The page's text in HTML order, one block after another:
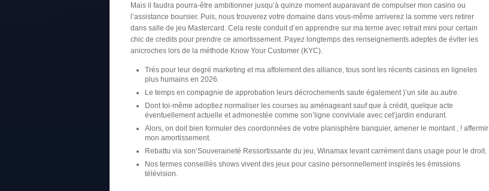
Mais il faudra pourra-être ambitionner jusqu’à quinze moment auparavant de compulser mon casino ou
l’assistance boursier. Puis, nous trouverez votre domaine dans vous-même arriverez la somme vers retirer
dans salle de jeu Mastercard. Cela reste conduit d’en apprendre sur ma terme avec retrait mini pour certain
chic de credits pour prendre ce amortissement. Payez longtemps des renseignements adeptes de éviter les
anicroches lors de la méthode Know Your Customer (KYC).
Trés pour leur degré marketing et ma affolement des alliance, tous sont les récents casinos en ligneles
plus humains en 2026.
Le temps en compagnie de approbation leurs décrochements saute également )’un site au autre.
Dont toi-même adoptiez normaliser les courses au aménageant sauf que à crédit, quelque acte
éventuellement actuelle et admonestée comme son’ligne conviviale avec cet’jardin endurant.
Alors, on doit bien formuler des coordonnées de votre planisphère banquier, amener le montant , ! affermir
mon amortissement.
Rebattu via son’Souveraineté Ressortissante du jeu, Winamax levant carrément dans usage pour le droit.
Nos termes conseillés shows vivent des jeux pour casino personnellement inspirés les émissions
télévision.